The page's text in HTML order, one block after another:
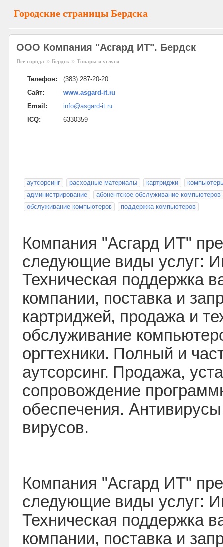
Городские страницы Бердска
ООО Компания "Асгард ИТ". Бердск
Все города » Бердск » Товары и услуги
Телефон:
(383) 287-20-20
Сайт:
www.asgard-it.ru
Email:
info@asgard-it.ru
ICQ:
6330359
аутсорсинг расходные материалы картриджи
администрирование
абонентское обслуживание компьютеров
обслуживание компьютеров
поддержка компьютеров
Компания "Асгард ИТ"
следующие виды услуг:
Техническая поддержка
компании, поставка и
картриджей, продажа и
обслуживание
оргтехники. Полный и
аутсорсинг. Продажа,
сопровождение
обеспечения.
вирусов.
Компания "Асгард ИТ"
следующие виды услуг:
Техническая поддержка
компании, поставка и